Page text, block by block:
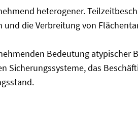
heterogener.
die Verbreitung von
Bedeutung
Sicherungssysteme, das